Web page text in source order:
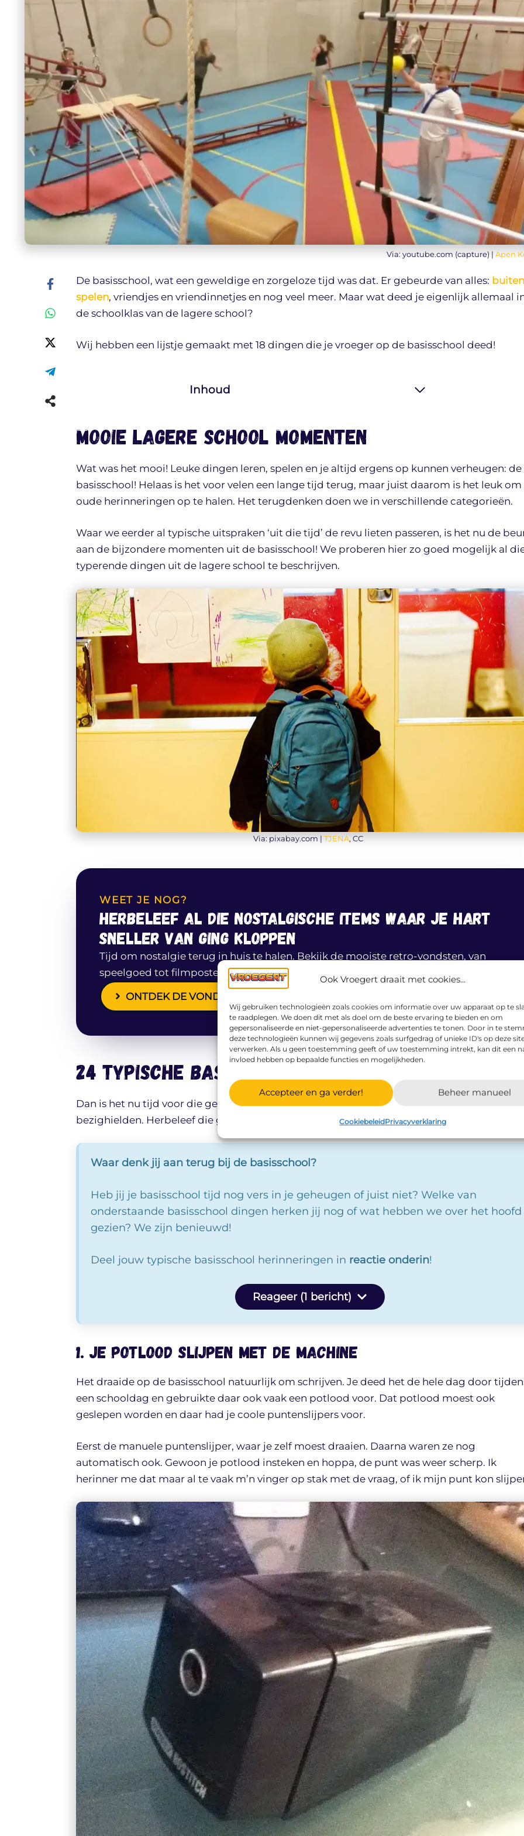
Ook Vroegert draait met cookies...
Wij gebruiken technologieën zoals cookies om informatie over uw apparaat op te
te raadplegen. We doen dit met als doel om de beste ervaring te bieden en om
gepersonaliseerde en niet-gepersonaliseerde advertenties te tonen. Door in te
deze technologieën kunnen wij gegevens zoals surfgedrag of unieke ID's op deze
verwerken. Als u geen toestemming geeft of uw toestemming intrekt, kan dit een
invloed hebben op bepaalde functies en mogelijkheden.
Accepteer en ga verder! Beheer manueel
CookiebeleidPrivacyverklaring
Via: youtube.com (capture) | Apen
De basisschool, wat een geweldige en zorgeloze tijd was dat. Er gebeurde van alles:
spelen, vriendjes en vriendinnetjes en nog veel meer. Maar wat deed je eigenlijk allemaal
de schoolklas van de lagere school?
Wij hebben een lijstje gemaakt met 18 dingen die je vroeger op de basisschool deed!
Inhoud
Mooie lagere school momenten
Wat was het mooi! Leuke dingen leren, spelen en je altijd ergens op kunnen verheugen: de
basisschool! Helaas is het voor velen een lange tijd terug, maar juist daarom is het leuk om
oude herinneringen op te halen. Het terugdenken doen we in verschillende categorieën.
Waar we eerder al typische uitspraken ‘uit die tijd’ de revu lieten passeren, is het nu de
aan de bijzondere momenten uit de basisschool! We proberen hier zo goed mogelijk al
typerende dingen uit de lagere school te beschrijven.
Via: pixabay.com |TJENA, CC
WEET JE NOG?
Herbeleef al die nostalgische items waar je hart
sneller van ging kloppen
Tijd om nostalgie terug in huis te halen. Bekijk de mooiste retro-vondsten, van
speelgoed tot filmposters, op Catawiki!
ONTDEK DE VONDSTEN OP CATAWIKI
24 typische basisschool dingen
Dan is het nu tijd voor die geweldige en vooral typische basisschool dingen die je vroeger
bezighielden. Herbeleef die goede oude tijd!
Waar denk jij aan terug bij de basisschool?
Heb jij je basisschool tijd nog vers in je geheugen of juist niet? Welke van
onderstaande basisschool dingen herken jij nog of wat hebben we over het hoofd
gezien? We zijn benieuwd!
Deel jouw typische basisschool herinneringen in reactie onderin!
Reageer (1 bericht)
1. Je potlood slijpen met de machine
Het draaide op de basisschool natuurlijk om schrijven. Je deed het de hele dag door
een schooldag en gebruikte daar ook vaak een potlood voor. Dat potlood moest ook
geslepen worden en daar had je coole puntenslijpers voor.
Eerst de manuele puntenslijper, waar je zelf moest draaien. Daarna waren ze nog
automatisch ook. Gewoon je potlood insteken en hoppa, de punt was weer scherp. Ik
herinner me dat maar al te vaak m’n vinger op stak met de vraag, of ik mijn punt kon